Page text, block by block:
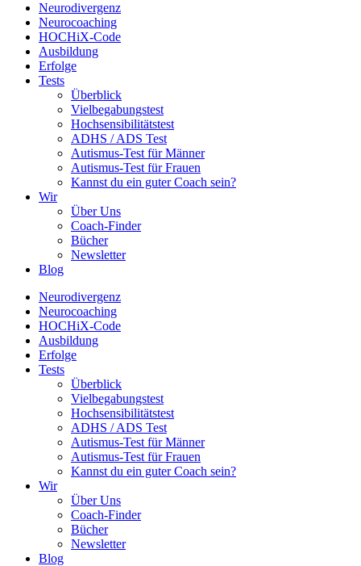
Neurodivergenz
Neurocoaching
HOCHiX-Code
Ausbildung
Erfolge
Tests
Überblick
Vielbegabungstest
Hochsensibilitätstest
ADHS / ADS Test
Autismus-Test für Männer
Autismus-Test für Frauen
Kannst du ein guter Coach sein?
Wir
Über Uns
Coach-Finder
Bücher
Newsletter
Blog
Neurodivergenz
Neurocoaching
HOCHiX-Code
Ausbildung
Erfolge
Tests
Überblick
Vielbegabungstest
Hochsensibilitätstest
ADHS / ADS Test
Autismus-Test für Männer
Autismus-Test für Frauen
Kannst du ein guter Coach sein?
Wir
Über Uns
Coach-Finder
Bücher
Newsletter
Blog